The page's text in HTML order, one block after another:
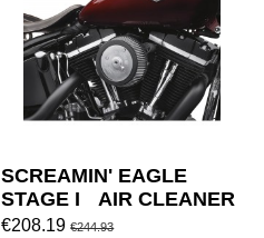
SCREAMIN' EAGLE
STAGE I AIR CLEANER
KIT
€208.19€244.93